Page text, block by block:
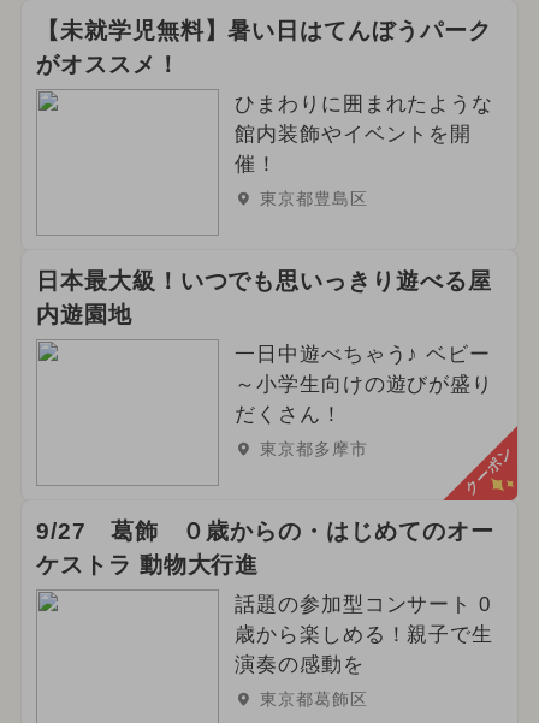
【未就学児無料】暑い日はてんぼうパーク
がオススメ！
ひまわりに囲まれたような
館内装飾やイベントを開
催！
東京都豊島区
日本最大級！いつでも思いっきり遊べる屋
内遊園地
一日中遊べちゃう♪ ベビー
～小学生向けの遊びが盛り
だくさん！
東京都多摩市 クーポン
9/27 葛飾 ０歳からの・はじめてのオー
ケストラ 動物大行進
話題の参加型コンサート 0
歳から楽しめる！親子で生
演奏の感動を
東京都葛飾区